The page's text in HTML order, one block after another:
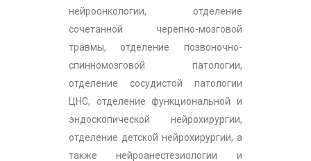
нейроонкологии, отделение
сочетанной черепно-мозговой
травмы, отделение позвоночно-
спинномозговой патологии,
отделение сосудистой патологии
ЦНС, отделение функциональной и
эндоскопической нейрохирургии,
отделение детской нейрохирургии, а
также нейроанестезиологии и